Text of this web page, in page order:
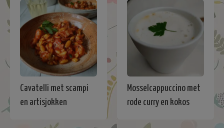
Cavatelli met scampi
en artisjokken
Mosselcappuccino met
rode curry en kokos